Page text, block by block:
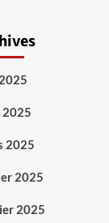
2025
2025
2025